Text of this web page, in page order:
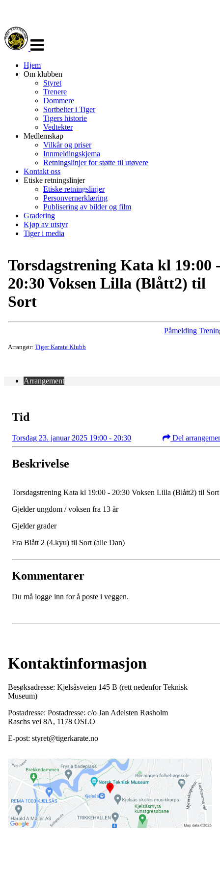
navigasjon
Hjem
Om klubben
Styret
Trenere
Dommere
Sortbelter i Tiger
Tigers historie
Vedtekter
Medlemskap
Vilkår og priser
Innmeldingskjema
Retningslinjer for støtte til utøvere
Kontakt oss
Etiske retningslinjer
Etiske retningslinjer
Personvernerklæring
Publisering av bilder og film
Gradering
Kjøp av utstyr
Tiger i media
Torsdagstrening Kata kl 19:00
20:30 Voksen Lilla (Blått2) til
Sort
Arrangør: Tiger Karate Klubb
Påmelding
Arrangement
Tid
Torsdag 23. januar 2025 19:00 - 20:30 Del
Beskrivelse
Torsdagstrening Kata kl 19:00 - 20:30 Voksen Lilla (Blått2) til Sort
Gjelder ungdom / voksen fra 13 år
Gjelder grader
Fra Blått 2 (4.kyu) til Sort (alle Dan)
Kommentarer
Du må logge inn for å poste i veggen.
Kontaktinformasjon
Besøksadresse: Kjelsåsveien 145 B (rett nedenfor Teknisk
Museum)
Postadresse: Postadresse: c/o Jan Adelsten Røsholm
Raschs vei 8A, 1178 OSLO
E-post: styret@tigerkarate.no